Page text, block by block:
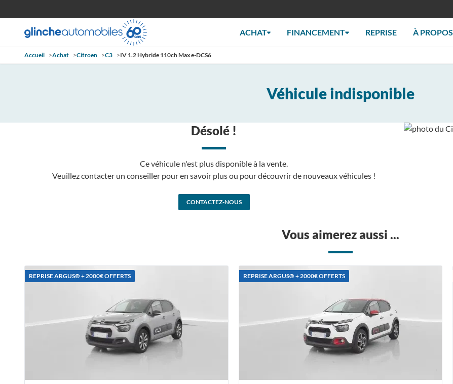
ACHAT FINANCEMENT REPRISE À PROPOS
Accueil >Achat >Citroen >C3 >IV 1.2 Hybride 110ch Max e-DCS6
Véhicule indisponible
Désolé !
Ce véhicule n'est plus disponible à la vente.
Veuillez contacter un conseiller pour en savoir plus ou pour découvrir de nouveaux véhicules !
CONTACTEZ-NOUS
Vous aimerez aussi ...
REPRISE ARGUS®️ + 2000€ OFFERTS REPRISE ARGUS®️ + 2000€ OFFERTS